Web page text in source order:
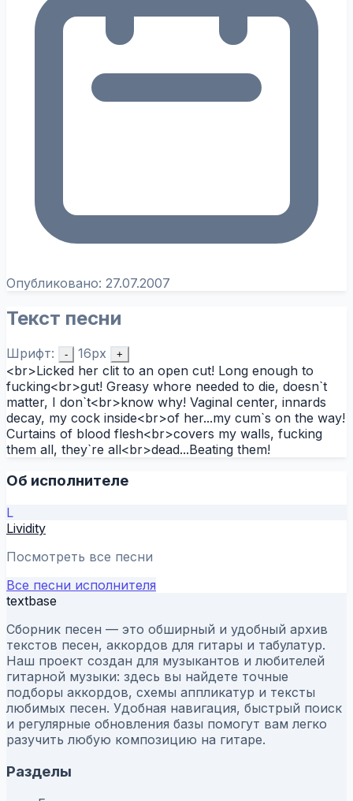
Опубликовано: 27.07.2007
Текст песни
Шрифт: - 16px +
<br>Licked her clit to an open cut! Long enough to
fucking<br>gut! Greasy whore needed to die, doesn`t
matter, I don`t<br>know why! Vaginal center, innards
decay, my cock inside<br>of her...my cum`s on the way!
Curtains of blood flesh<br>covers my walls, fucking
them all, they`re all<br>dead...Beating them!
Об исполнителе
L
Lividity
Посмотреть все песни
Все песни исполнителя
textbase
Сборник песен — это обширный и удобный архив
текстов песен, аккордов для гитары и табулатур.
Наш проект создан для музыкантов и любителей
гитарной музыки: здесь вы найдете точные
подборы аккордов, схемы аппликатур и тексты
любимых песен. Удобная навигация, быстрый поиск
и регулярные обновления базы помогут вам легко
разучить любую композицию на гитаре.
Разделы